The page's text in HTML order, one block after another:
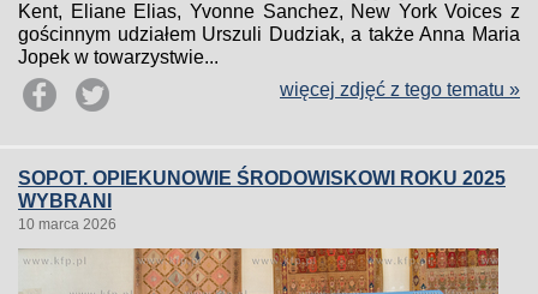
Kent, Eliane Elias, Yvonne Sanchez, New York Voices z
gościnnym udziałem Urszuli Dudziak, a także Anna Maria
Jopek w towarzystwie...
więcej zdjęć z tego tematu »
SOPOT. OPIEKUNOWIE ŚRODOWISKOWI ROKU 2025
WYBRANI
10 marca 2026